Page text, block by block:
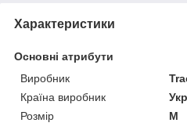
Характеристики
Основні атрибути
Виробник
Країна виробник
Розмір
M